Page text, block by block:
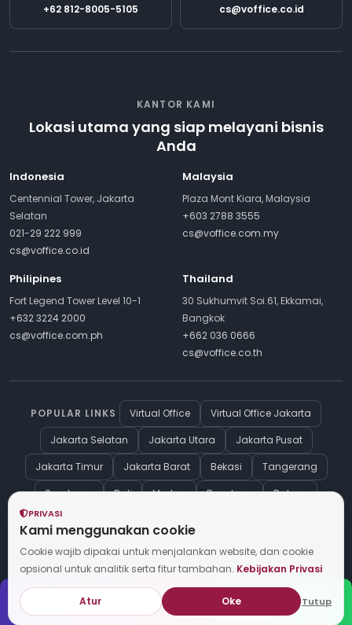
+62 812-8005-5105 cs@voffice.co.id
KANTOR KAMI
Lokasi utama yang siap melayani bisnis
Anda
Indonesia
Centennial Tower, Jakarta
Selatan
021-29 222 999
cs@voffice.co.id
Malaysia
Plaza Mont Kiara, Malaysia
+603 2788 3555
cs@voffice.com.my
Philipines
Fort Legend Tower Level 10-1
+632 3224 2000
cs@voffice.com.ph
Thailand
30 Sukhumvit Soi.61, Ekkamai,
Bangkok
+662 036 0666
cs@voffice.co.th
POPULAR LINKS Virtual Office
Virtual Office Jakarta
Jakarta Selatan
Jakarta Utara
Jakarta Pusat
Jakarta Timur
Jakarta Barat Bekasi
Tangerang
Surabaya
Bali Medan Bandung
Batam
Company Registration in Dubai
Virtual Office in Dubai
印尼公司注册
© Copyright 2026 vOffice Preferensi Cookie
PRIVASI
Kami menggunakan cookie
Cookie wajib dipakai untuk menjalankan website, dan cookie
opsional untuk analitik serta fitur tambahan. Kebijakan Privasi
Tutup
Atur Oke